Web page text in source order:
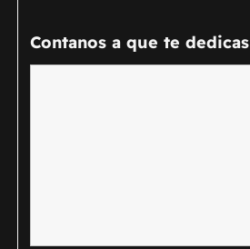
Contanos a que te dedicas